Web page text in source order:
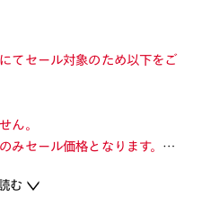
てセール対象のため以下をご
ん。
みセール価格となります。カ
格が異なる場合があります。
む